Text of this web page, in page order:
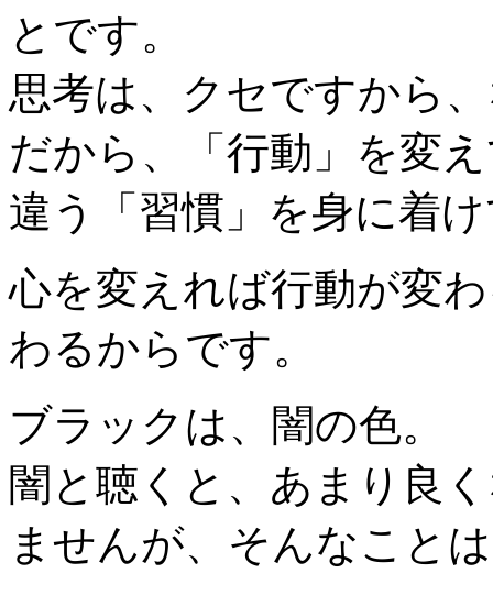
とです。
思考は、クセですから
だから、「行動」を変
違う「習慣」を身に着
心を変えれば行動が変
わるからです。
ブラックは、闇の色。
闇と聴くと、あまり良
ませんが、そんなこと